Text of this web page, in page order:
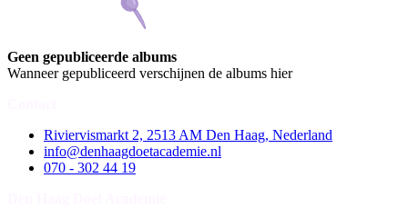
Geen gepubliceerde albums
Wanneer gepubliceerd verschijnen de albums hier
Riviervismarkt 2, 2513 AM Den Haag, Nederland
info@denhaagdoetacademie.nl
070 - 302 44 19